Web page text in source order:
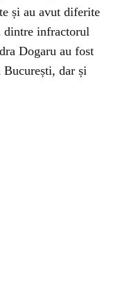
și au avut diferite
dintre infractorul
Dogaru au fost
dar și